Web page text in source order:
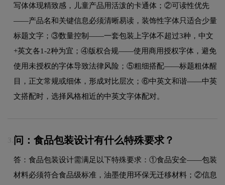
写体体现精致感，儿童产品用活泼的卡通体；②可读性优先
——产品名和关键信息必须清晰易读，装饰性字体只适合少量
标题文字；③数量控制——一套包装上字体不超过3种，中文
+英文各1-2种为宜；④版权合规——使用商用授权字体，避免
使用未授权的字体导致法律风险；⑤粗细搭配——标题粗体醒
目，正文常规或细体，形成对比层次；⑥中英文和谐——中英
文搭配时，选择风格相近的中英文字体配对。
3. 问：食品包装设计有什么特殊要求？
答：食品包装设计需满足以下特殊要求：①食品安全——包装
材料必须符合食品级标准，油墨使用环保无迁移材料；②信息